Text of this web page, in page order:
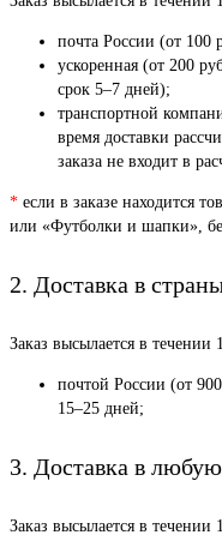
почта России (от 100
ускоренная (от 200
срок 5–7 дней);
транспортной
время доставки
заказа не входит в
* если в заказе находится
или «Футболки и шапки»,
2. Доставка в
Заказ высылается в течении
почтой России (от
15–25 дней;
3. Доставка в
Заказ высылается в течении